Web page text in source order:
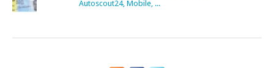
Autoscout24, Mobile, ...